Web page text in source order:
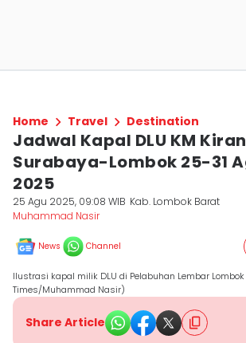
Home Travel Destination
Jadwal Kapal DLU KM
Surabaya-Lombok 25-31
2025
25 Agu 2025, 09:08 WIB Kab. Lombok Barat
Muhammad Nasir
News Channel
Ilustrasi kapal milik DLU di Pelabuhan Lembar Lombok
Times/Muhammad Nasir)
Share Article